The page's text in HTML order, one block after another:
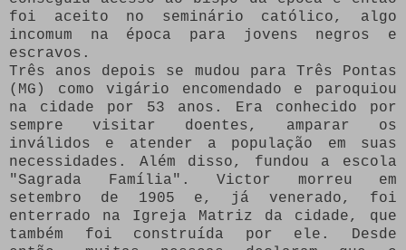
foi aceito no seminário católico, algo
incomum na época para jovens negros e
escravos.
Três anos depois se mudou para Três Pontas
(MG) como vigário encomendado e paroquiou
na cidade por 53 anos. Era conhecido por
sempre visitar doentes, amparar os
inválidos e atender a população em suas
necessidades. Além disso, fundou a escola
"Sagrada Família". Victor morreu em
setembro de 1905 e, já venerado, foi
enterrado na Igreja Matriz da cidade, que
também foi construída por ele. Desde